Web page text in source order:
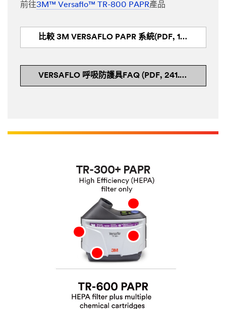
前往3M™ Versaflo™ TR-800 PAPR產品
比較 3M VERSAFLO PAPR 系統(PDF, 141 KB)
VERSAFLO 呼吸防護具FAQ (PDF, 241.44 KB)